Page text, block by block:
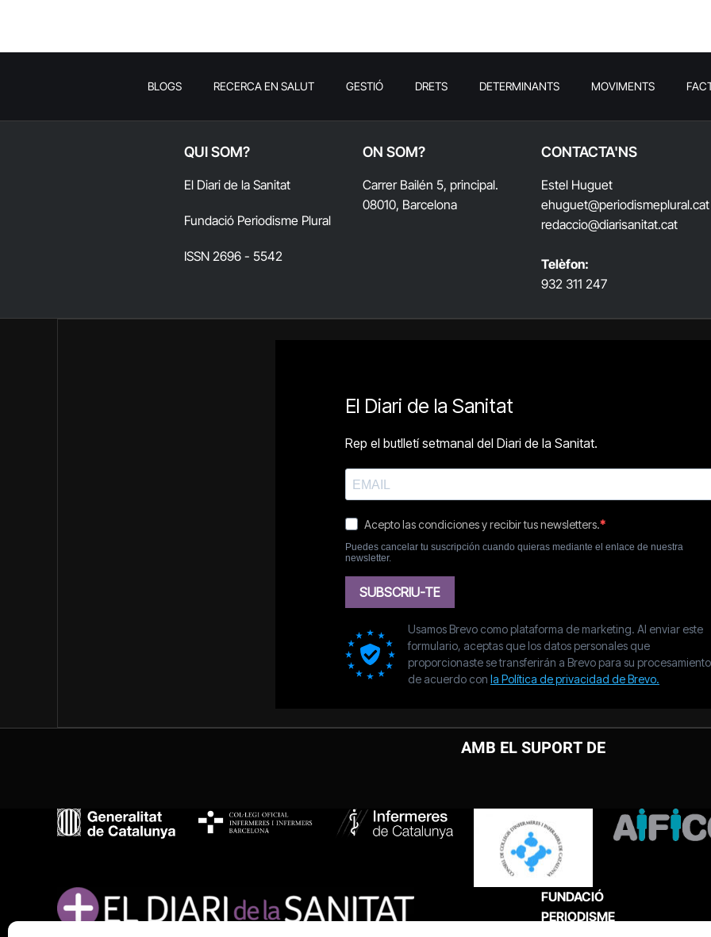
BLOGS RECERCA EN SALUT GESTIÓ DRETS DETERMINANTS MOVIMENTS
QUI SOM?
El Diari de la Sanitat
Fundació Periodisme Plural
ISSN 2696 - 5542
ON SOM?
Carrer Bailén 5, principal.
08010, Barcelona
CONTACTA'NS
Estel Huguet
ehuguet@periodismeplural.cat
redaccio@diarisanitat.cat
Telèfon:
932 311 247
AMB EL SUPORT DE
FUNDACIÓ
PERIODISME